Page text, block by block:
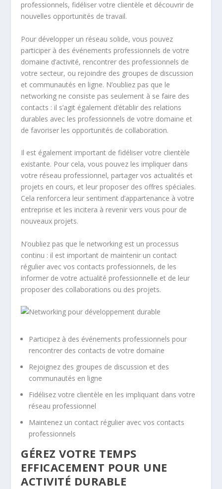
professionnels, fidéliser votre clientèle et découvrir de
nouvelles opportunités de travail.
Pour développer un réseau solide, vous pouvez
participer à des événements professionnels de votre
domaine d’activité, rencontrer des professionnels de
votre secteur, ou rejoindre des groupes de discussion
et communautés en ligne. N’oubliez pas que le
networking ne consiste pas seulement à se faire des
contacts : il s’agit également d’établir des relations
durables avec les professionnels de votre domaine et
de favoriser les opportunités de collaboration.
Il est également important de fidéliser votre clientèle
existante. Pour cela, vous pouvez les impliquer dans
votre réseau professionnel, partager vos actualités et
projets en cours, et leur proposer des offres spéciales.
Cela renforcera leur sentiment d’appartenance à votre
entreprise et les incitera à revenir vers vous pour de
nouveaux projets.
N’oubliez pas que le networking est un processus
continu : il est important de maintenir un contact
régulier avec vos contacts professionnels, de les
informer de votre actualité professionnelle et de leur
proposer des collaborations ou des projets.
Participez à des événements professionnels pour
rencontrer des contacts de votre domaine
Rejoignez des groupes de discussion et des
communautés en ligne
Fidélisez votre clientèle en les impliquant dans votre
réseau professionnel
Maintenez un contact régulier avec vos contacts
professionnels
GÉREZ VOTRE TEMPS
EFFICACEMENT POUR UNE
ACTIVITÉ DURABLE